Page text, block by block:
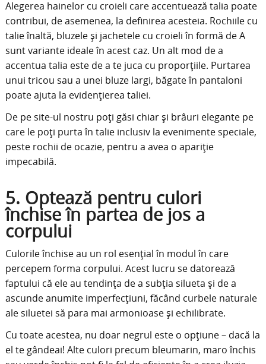
Alegerea hainelor cu croieli care accentuează talia poate
contribui, de asemenea, la definirea acesteia. Rochiile cu
talie înaltă, bluzele și jachetele cu croieli în formă de A
sunt variante ideale în acest caz. Un alt mod de a
accentua talia este de a te juca cu proporțiile. Purtarea
unui tricou sau a unei bluze largi, băgate în pantaloni
poate ajuta la evidențierea taliei.
De pe site-ul nostru poți găsi chiar și brâuri elegante pe
care le poți purta în talie inclusiv la evenimente speciale,
peste rochii de ocazie, pentru a avea o apariție
impecabilă.
5. Optează pentru culori
închise în partea de jos a
corpului
Culorile închise au un rol esențial în modul în care
percepem forma corpului. Acest lucru se datorează
faptului că ele au tendința de a subția silueta și de a
ascunde anumite imperfecțiuni, făcând curbele naturale
ale siluetei să para mai armonioase și echilibrate.
Cu toate acestea, nu doar negrul este o opțiune – dacă la
el te gândeai! Alte culori precum bleumarin, maro închis